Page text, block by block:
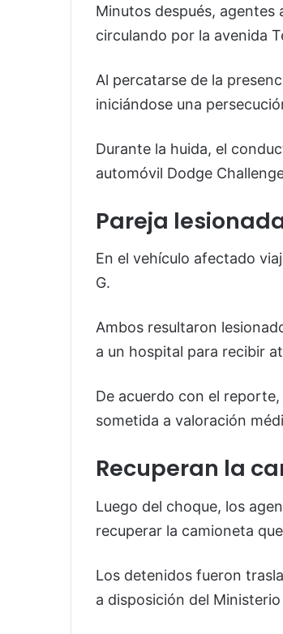
Minutos después,
circulando por la avenida
Al percatarse de la
iniciándose una
Durante la huida, el
automóvil Dodge
Pareja
En el vehículo afectado
G.
Ambos resultaron
a un hospital para recibir
De acuerdo con el
sometida a valoración
Recuperan la
Luego del choque, los
recuperar la camioneta
Los detenidos fueron
a disposición del Ministerio